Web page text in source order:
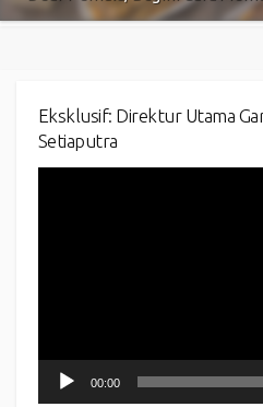
Eksklusif: Direktur Utama
Setiaputra
00:00